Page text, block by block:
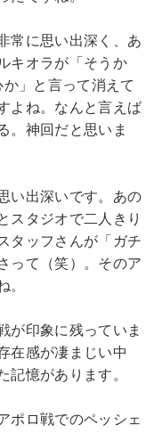
常に思い出深く、あ
キオラが「そうか
」と言って消えて
よね。なんと言えば
。神回だと思いま
い出深いです。あの
スタジオで二人きり
タッフさんが「ガチ
って（笑）。そのア
。
が印象に残っていま
在感が凄まじい中
記憶があります。
ポロ戦でのペッシェ